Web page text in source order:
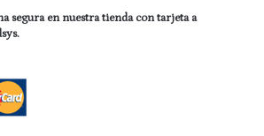
segura en nuestra tienda con tarjeta a